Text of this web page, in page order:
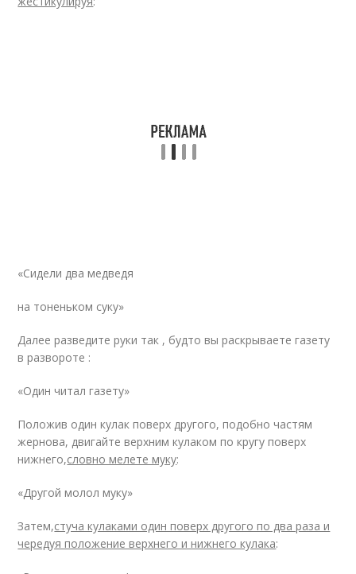
«Сидели два медведя
на тоненьком суку»
Далее разведите руки так , будто вы раскрываете газету
в развороте :
«Один читал газету»
Положив один кулак поверх другого, подобно частям
жернова, двигайте верхним кулаком по кругу поверх
нижнего,словно мелете муку:
«Другой молол муку»
Затем,стуча кулаками один поверх другого по два раза и
чередуя положение верхнего и нижнего кулака: